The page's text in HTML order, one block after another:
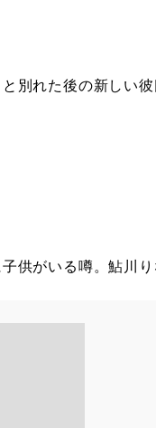
別れた後の新しい
供がいる噂。鮎川